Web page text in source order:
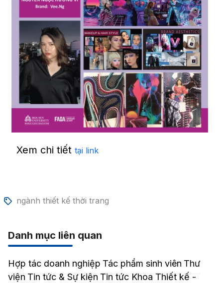
Xem chi tiết tại link
ngành thiết kế thời trang
Danh mục liên quan
Hợp tác doanh nghiệp Tác phẩm sinh viên Thư
việnTin tức & Sự kiệnTin tức Khoa Thiết kế -